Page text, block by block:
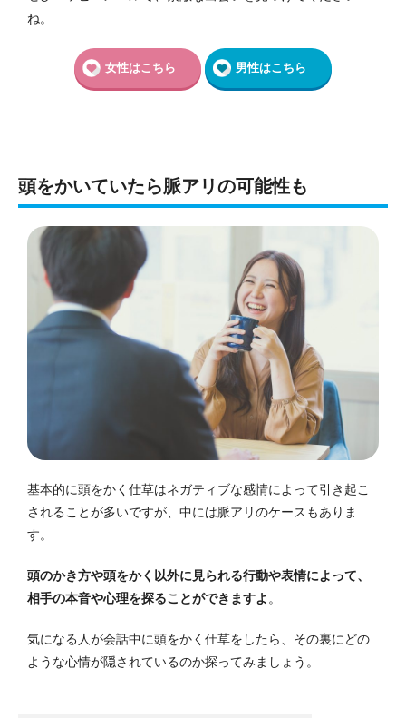
ね。
女性はこちら 男性はこちら
頭をかいていたら脈アリの可能性も
基本的に頭をかく仕草はネガティブな感情によって引き起こ
されることが多いですが、中には脈アリのケースもありま
す。
頭のかき方や頭をかく以外に見られる行動や表情によって、
相手の本音や心理を探ることができますよ。
気になる人が会話中に頭をかく仕草をしたら、その裏にどの
ような心情が隠されているのか探ってみましょう。